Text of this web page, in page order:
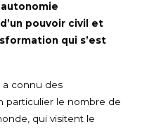
pouvoir civil et
qui s’est
a connu des
particulier le nombre de
qui visitent le